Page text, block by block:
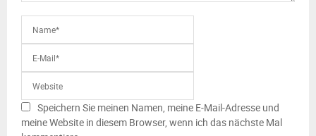
Speichern Sie meinen Namen, meine E-Mail-Adresse und
meine Website in diesem Browser, wenn ich das nächste Mal